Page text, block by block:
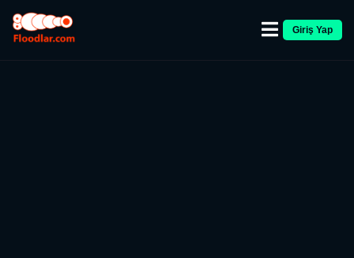
Giriş Yap